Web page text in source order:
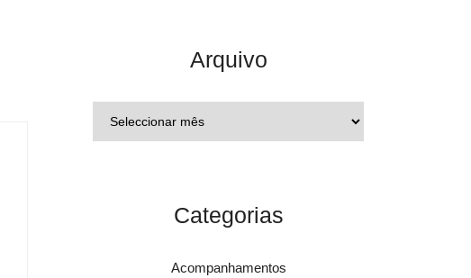
Arquivo
Categorias
Acompanhamentos